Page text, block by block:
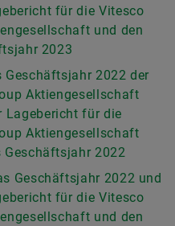
für die Vitesco
und den
2023
2022 der
Aktiengesellschaft
Lagebericht für die
Aktiengesellschaft
Geschäftsjahr 2022
Geschäftsjahr 2022 und
für die Vitesco
und den